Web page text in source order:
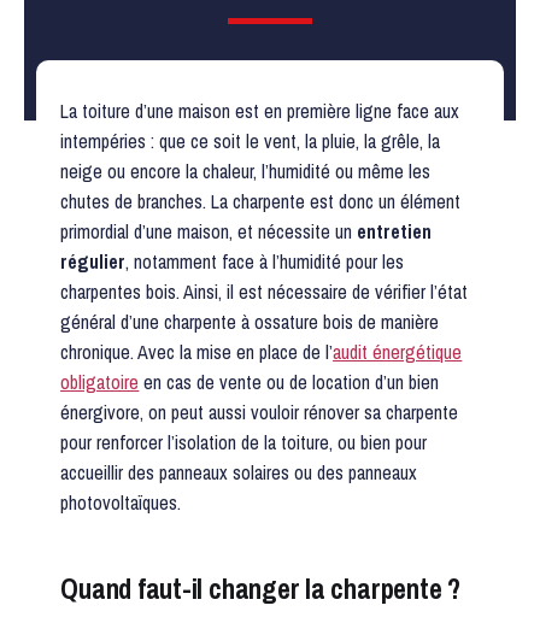
La toiture d’une maison est en première ligne face aux
intempéries : que ce soit le vent, la pluie, la grêle, la
neige ou encore la chaleur, l’humidité ou même les
chutes de branches. La charpente est donc un élément
primordial d’une maison, et nécessite un entretien
régulier, notamment face à l’humidité pour les
charpentes bois. Ainsi, il est nécessaire de vérifier l’état
général d’une charpente à ossature bois de manière
chronique. Avec la mise en place de l’audit énergétique
obligatoire en cas de vente ou de location d’un bien
énergivore, on peut aussi vouloir rénover sa charpente
pour renforcer l’isolation de la toiture, ou bien pour
accueillir des panneaux solaires ou des panneaux
photovoltaïques.
Quand faut-il changer la charpente ?